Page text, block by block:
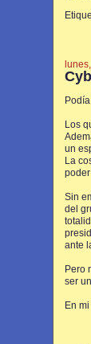
Los
un
La
Sin
del
ante
Pero
ser
En